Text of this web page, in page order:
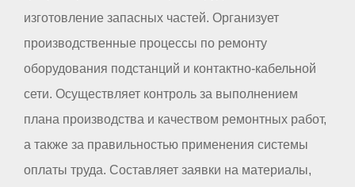
изготовление запасных частей. Организует
производственные процессы по ремонту
оборудования подстанций и контактно-кабельной
сети. Осуществляет контроль за выполнением
плана производства и качеством ремонтных работ,
а также за правильностью применения системы
оплаты труда. Составляет заявки на материалы,